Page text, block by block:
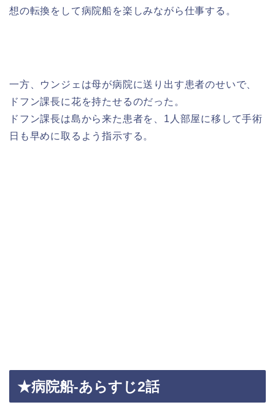
想の転換をして病院船を楽しみながら仕事する。
一方、ウンジェは母が病院に送り出す患者のせいで、
ドフン課長に花を持たせるのだった。
ドフン課長は島から来た患者を、1人部屋に移して手術
日も早めに取るよう指示する。
★病院船-あらすじ2話